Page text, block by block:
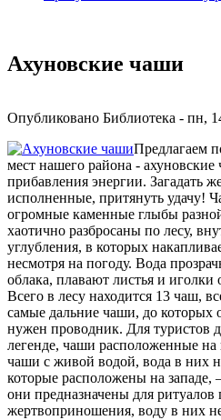
Ахуновские чаши
Опубликовано Библиотека - пн,
Предлагаем
мест нашего района -
прибавления энергии. Загадать
исполненные, притянуть удачу!
огромные каменные глыбы
хаотично разбросаны по лесу,
углубления, в которых
несмотря на погоду. Вода
облака, плавают листья и иголки
Всего в лесу находится 13 чаш,
самые дальние чаши, до которых
нужен проводник. Для
легенде, чаши расположенные
чаши с живой водой, вода в них
которые расположены на
они предназначены для ритуалов
жертвоприношения, воду в них